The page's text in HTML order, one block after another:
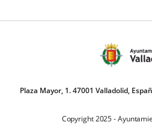
Plaza Mayor, 1. 47001 Valladolid,
Copyright 2025 -